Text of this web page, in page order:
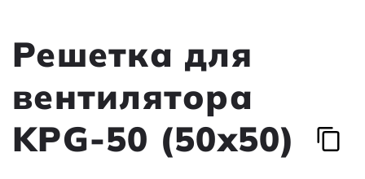
Решетка для
вентилятора
KPG-50 (50х50)